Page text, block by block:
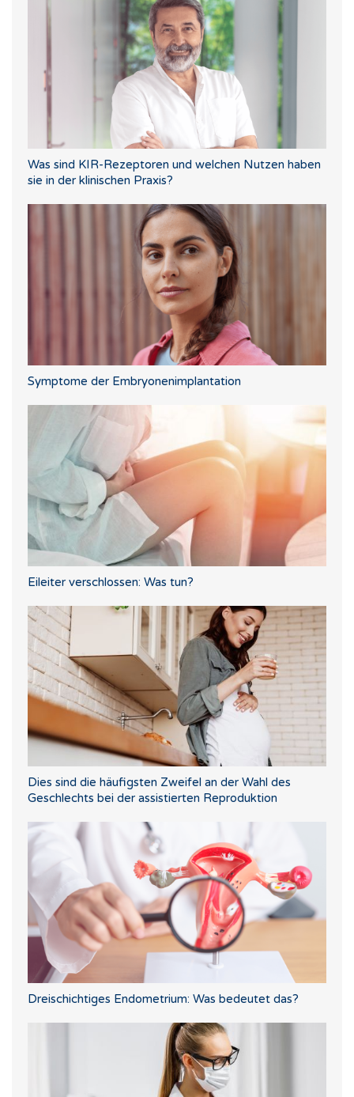
Was sind KIR-Rezeptoren und welchen Nutzen haben
sie in der klinischen Praxis?
Symptome der Embryonenimplantation
Eileiter verschlossen: Was tun?
Dies sind die häufigsten Zweifel an der Wahl des
Geschlechts bei der assistierten Reproduktion
Dreischichtiges Endometrium: Was bedeutet das?